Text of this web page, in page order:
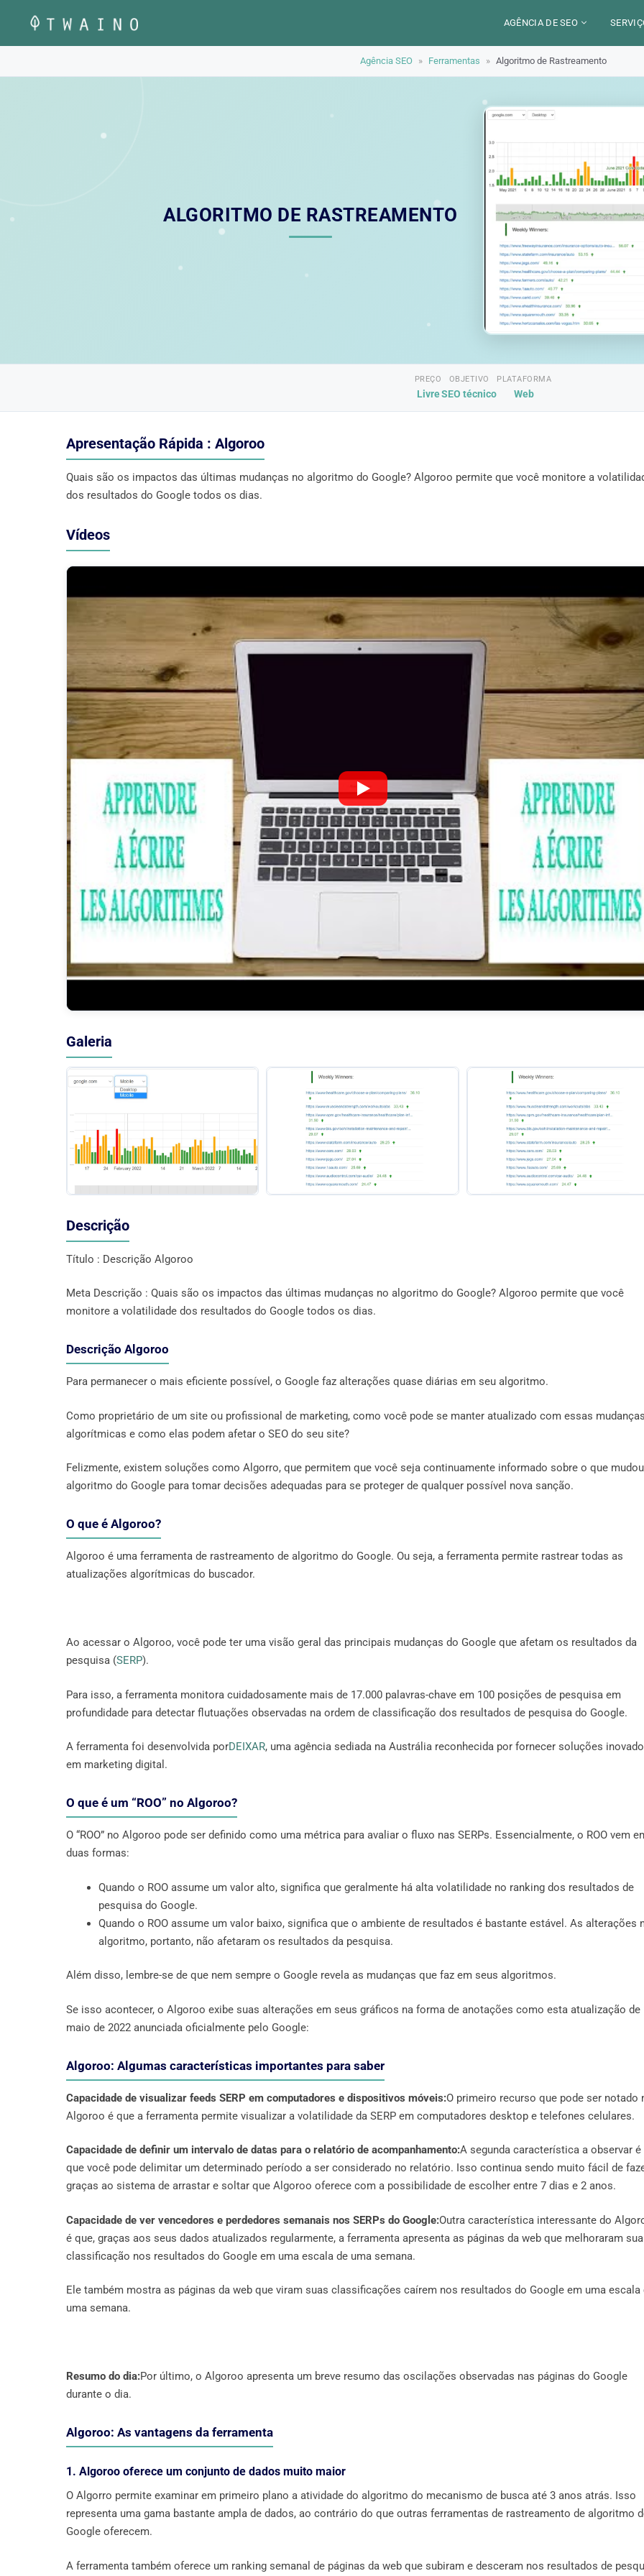
conteúdo
AGÊNCIA DE SEO
LOCALIZAÇÃO
ALEXANDRE MAROTEL
Agência SEO » Ferramentas » Algoritmo de Rastreamento
ALGORITMO DE RASTREAMENTO
PREÇO
Livre
OBJETIVO
SEO técnico
PLATAFORMA
Web
Apresentação Rápida : Algoroo
Quais são os impactos das últimas mudanças no algoritmo do Google? Algoroo permite que você monitore a
dos resultados do Google todos os dias.
Vídeos
Galeria
Descrição
Título : Descrição Algoroo
Meta Descrição : Quais são os impactos das últimas mudanças no algoritmo do Google? Algoroo permite que você
monitore a volatilidade dos resultados do Google todos os dias.
Descrição Algoroo
Para permanecer o mais eficiente possível, o Google faz alterações quase diárias em seu algoritmo.
Como proprietário de um site ou profissional de marketing, como você pode se manter atualizado com essas mudanças
algorítmicas e como elas podem afetar o SEO do seu site?
Felizmente, existem soluções como Algorro, que permitem que você seja continuamente informado sobre o que
algoritmo do Google para tomar decisões adequadas para se proteger de qualquer possível nova sanção.
O que é Algoroo?
Algoroo é uma ferramenta de rastreamento de algoritmo do Google. Ou seja, a ferramenta permite rastrear todas as
atualizações algorítmicas do buscador.
Ao acessar o Algoroo, você pode ter uma visão geral das principais mudanças do Google que afetam os resultados da
pesquisa (SERP).
Para isso, a ferramenta monitora cuidadosamente mais de 17.000 palavras-chave em 100 posições de pesquisa em
profundidade para detectar flutuações observadas na ordem de classificação dos resultados de pesquisa do Google.
A ferramenta foi desenvolvida porDEIXAR, uma agência sediada na Austrália reconhecida por fornecer soluções
em marketing digital.
O que é um “ROO” no Algoroo?
O “ROO” no Algoroo pode ser definido como uma métrica para avaliar o fluxo nas SERPs. Essencialmente, o ROO vem
duas formas:
Quando o ROO assume um valor alto, significa que geralmente há alta volatilidade no ranking dos resultados de
pesquisa do Google.
Quando o ROO assume um valor baixo, significa que o ambiente de resultados é bastante estável. As alterações
algoritmo, portanto, não afetaram os resultados da pesquisa.
Além disso, lembre-se de que nem sempre o Google revela as mudanças que faz em seus algoritmos.
Se isso acontecer, o Algoroo exibe suas alterações em seus gráficos na forma de anotações como esta atualização de
maio de 2022 anunciada oficialmente pelo Google:
Algoroo: Algumas características importantes para saber
Capacidade de visualizar feeds SERP em computadores e dispositivos móveis:O primeiro recurso que pode ser notado
Algoroo é que a ferramenta permite visualizar a volatilidade da SERP em computadores desktop e telefones celulares.
Capacidade de definir um intervalo de datas para o relatório de acompanhamento:A segunda característica a observar é
que você pode delimitar um determinado período a ser considerado no relatório. Isso continua sendo muito fácil de
graças ao sistema de arrastar e soltar que Algoroo oferece com a possibilidade de escolher entre 7 dias e 2 anos.
Capacidade de ver vencedores e perdedores semanais nos SERPs do Google:Outra característica interessante do
é que, graças aos seus dados atualizados regularmente, a ferramenta apresenta as páginas da web que melhoraram sua
classificação nos resultados do Google em uma escala de uma semana.
Ele também mostra as páginas da web que viram suas classificações caírem nos resultados do Google em uma escala
uma semana.
Resumo do dia:Por último, o Algoroo apresenta um breve resumo das oscilações observadas nas páginas do Google
durante o dia.
Algoroo: As vantagens da ferramenta
1. Algoroo oferece um conjunto de dados muito maior
O Algorro permite examinar em primeiro plano a atividade do algoritmo do mecanismo de busca até 3 anos atrás. Isso
representa uma gama bastante ampla de dados, ao contrário do que outras ferramentas de rastreamento de algoritmo
Google oferecem.
A ferramenta também oferece um ranking semanal de páginas da web que subiram e desceram nos resultados de